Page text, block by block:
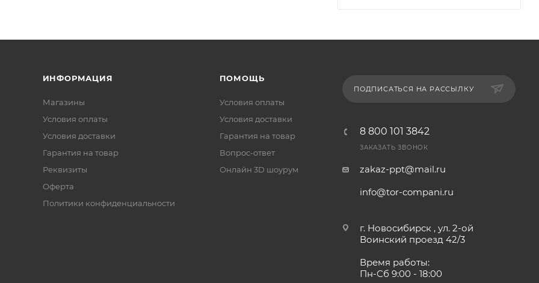
ИНФОРМАЦИЯ
Магазины
Условия оплаты
Условия доставки
Гарантия на товар
Реквизиты
Оферта
Политики конфиденциальности
ПОМОЩЬ
Условия оплаты
Условия доставки
Гарантия на товар
Вопрос-ответ
Онлайн 3D шоурум
ПОДПИСАТЬСЯ НА РАССЫЛКУ
8 800 101 3842
ЗАКАЗАТЬ ЗВОНОК
zakaz-ppt@mail.ru
info@tor-compani.ru
г. Новосибирск , ул. 2-ой
Воинский проезд 42/3
Время работы:
Пн-Сб 9:00 - 18:00